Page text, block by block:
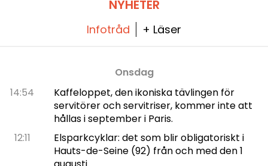
NYHETER
Infotråd + Läser
Onsdag
14:54
Kaffeloppet, den ikoniska tävlingen för
servitörer och servitriser, kommer inte att
hållas i september i Paris.
12:11
Elsparkcyklar: det som blir obligatoriskt i
Hauts-de-Seine (92) från och med den 1